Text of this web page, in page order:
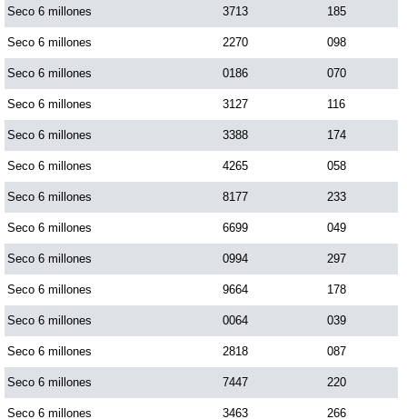
Seco 6 millones 3713 185
Seco 6 millones 2270 098
Seco 6 millones 0186 070
Seco 6 millones 3127 116
Seco 6 millones 3388 174
Seco 6 millones 4265 058
Seco 6 millones 8177 233
Seco 6 millones 6699 049
Seco 6 millones 0994 297
Seco 6 millones 9664 178
Seco 6 millones 0064 039
Seco 6 millones 2818 087
Seco 6 millones 7447 220
Seco 6 millones 3463 266